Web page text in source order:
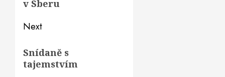
v Sberu
Next
post:
Snídaně s
tajemstvím